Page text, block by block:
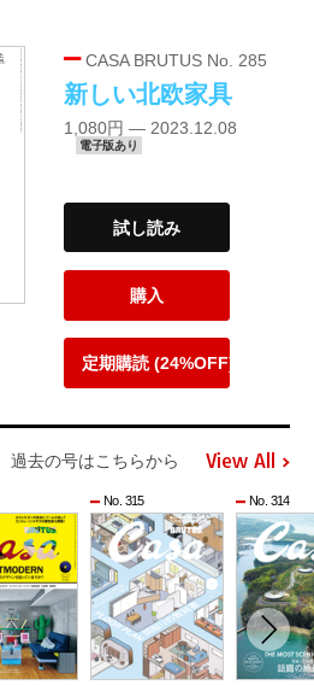
CASA BRUTUS No. 285
新しい北欧家具
1,080円 — 2023.12.08
電子版あり
試し読み
購入
定期購読 (24%OFF)
過去の号はこちらから View All
No. 315 No. 314